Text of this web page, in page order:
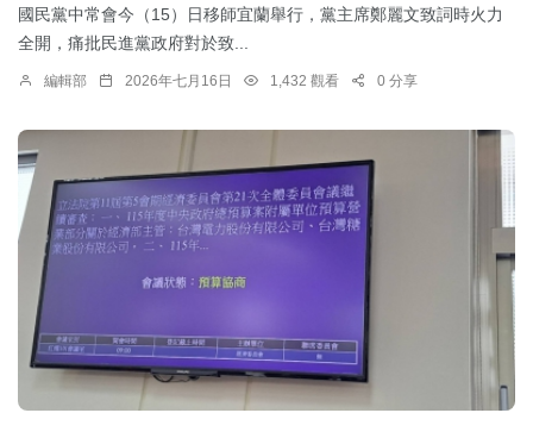
國民黨中常會今（15）日移師宜蘭舉行，黨主席鄭麗文致詞時火力
全開，痛批民進黨政府對於致...
編輯部 2026年七月16日 1,432 觀看 0 分享